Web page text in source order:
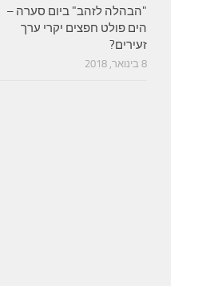
"הבהלה לזהב" ביום סערה –
הים פולט חפצים יקרי ערך
זעירים?
8 בינואר, 2018